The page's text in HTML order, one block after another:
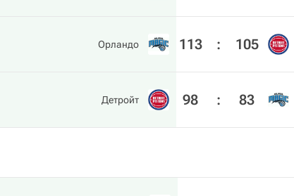
Орландо 113 : 105
Детройт 98 : 83